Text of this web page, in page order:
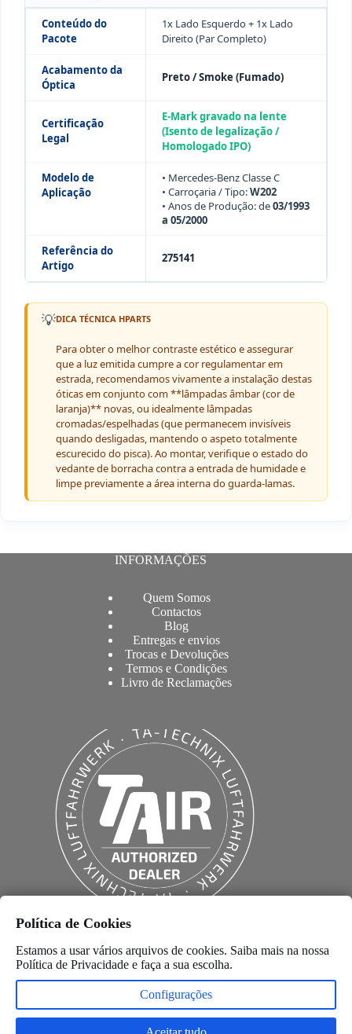
Conteúdo do
Pacote
1x Lado Esquerdo + 1x Lado
Direito (Par Completo)
Acabamento da
Óptica
Preto / Smoke (Fumado)
Certificação
Legal
E-Mark gravado na lente
(Isento de legalização /
Homologado IPO)
Modelo de
Aplicação
• Mercedes-Benz Classe C
• Carroçaria / Tipo:W202
• Anos de Produção: de03/1993
a 05/2000
Referência do
Artigo
275141
💡DICA TÉCNICA HPARTS
Para obter o melhor contraste estético e assegurar
que a luz emitida cumpre a cor regulamentar em
estrada, recomendamos vivamente a instalação destas
óticas em conjunto com **lâmpadas âmbar (cor de
laranja)** novas, ou idealmente lâmpadas
cromadas/espelhadas (que permanecem invisíveis
quando desligadas, mantendo o aspeto totalmente
escurecido do pisca). Ao montar, verifique o estado do
vedante de borracha contra a entrada de humidade e
limpe previamente a área interna do guarda-lamas.
INFORMAÇÕES
Quem Somos
Contactos
Blog
Entregas e envios
Trocas e Devoluções
Termos e Condições
Livro de Reclamações
Política de Cookies
Estamos a usar vários arquivos de cookies. Saiba mais na nossa
Política de Privacidade e faça a sua escolha.
Configurações